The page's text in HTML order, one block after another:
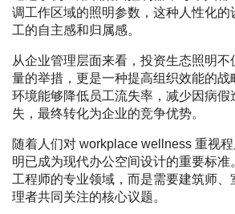
调工作区域的照明参数，这种人性化的
工的自主感和归属感。
从企业管理层面来看，投资生态照明
量的举措，更是一种提高组织效能的战
环境能够降低员工流失率，减少因病假
失，最终转化为企业的竞争优势。
随着人们对 workplace wellness 重视
明已成为现代办公空间设计的重要标准
工程师的专业领域，而是需要建筑师、
理者共同关注的核心议题。